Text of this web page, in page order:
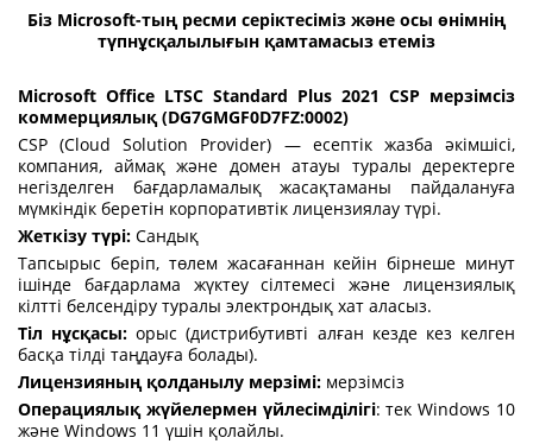
Біз Microsoft-тың ресми серіктесіміз және осы өнімнің
түпнұсқалылығын қамтамасыз етеміз
Microsoft Office LTSC Standard Plus 2021 CSP мерзімсіз
коммерциялық (DG7GMGF0D7FZ:0002)
CSP (Cloud Solution Provider) — есептік жазба әкімшісі,
компания, аймақ және домен атауы туралы деректерге
негізделген бағдарламалық жасақтаманы пайдалануға
мүмкіндік беретін корпоративтік лицензиялау түрі.
Жеткізу түрі: Сандық
Тапсырыс беріп, төлем жасағаннан кейін бірнеше минут
ішінде бағдарлама жүктеу сілтемесі және лицензиялық
кілтті белсендіру туралы электрондық хат аласыз.
Тіл нұсқасы: орыс (дистрибутивті алған кезде кез келген
басқа тілді таңдауға болады).
Лицензияның қолданылу мерзімі: мерзімсіз
Операциялық жүйелермен үйлесімділігі: тек Windows 10
және Windows 11 үшін қолайлы.